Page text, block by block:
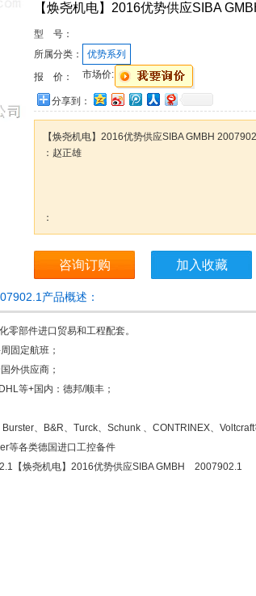
【焕尧机电】2016优势供应SIBA
型 号：
所属分类：
优势系列
报 价：
市场价:
分享到：
【焕尧机电】2016优势供应SIBA GMBH
：赵正雄
：
咨询订购 加入收藏
产品概述：
零部件进口贸易和工程配套。
固定航班；
外供应商；
等+国内：德邦/顺丰；
、Burster、B&R、Turck、Schunk 、
等各类德国进口工控备件
【焕尧机电】2016优势供应SIBA GMBH 2007902.1